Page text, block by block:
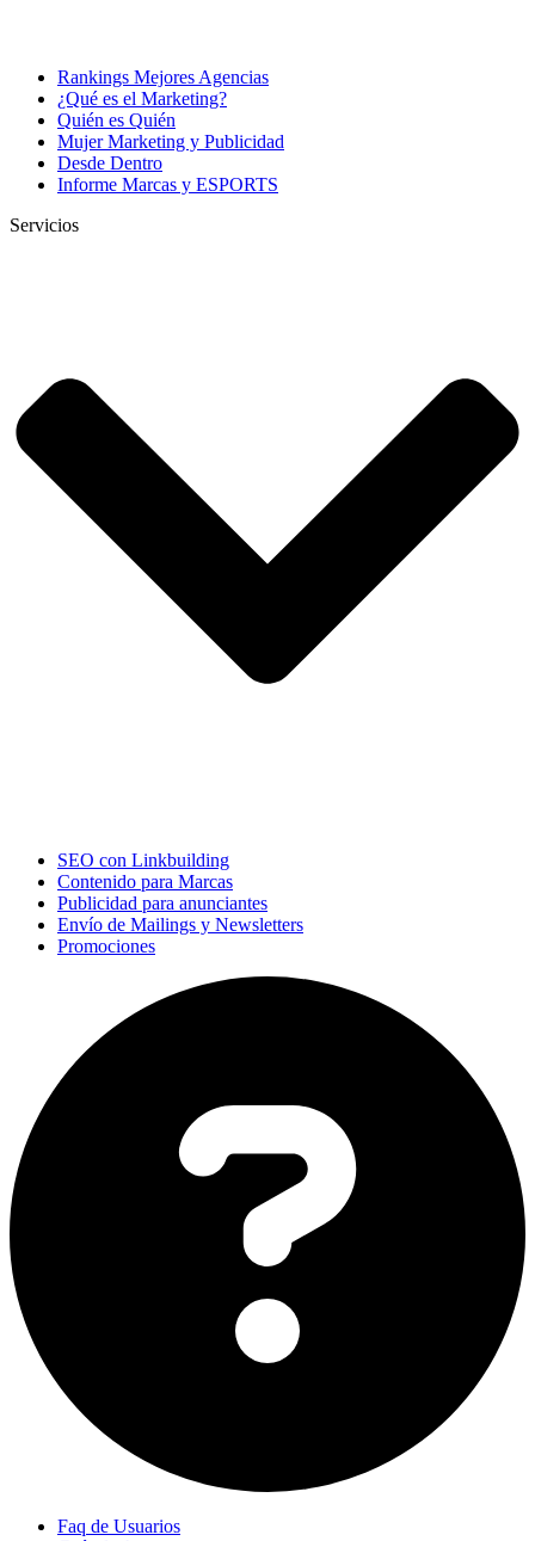
Rankings Mejores Agencias
¿Qué es el Marketing?
Quién es Quién
Mujer Marketing y Publicidad
Desde Dentro
Informe Marcas y ESPORTS
Servicios
SEO con Linkbuilding
Contenido para Marcas
Publicidad para anunciantes
Envío de Mailings y Newsletters
Promociones
Faq de Usuarios